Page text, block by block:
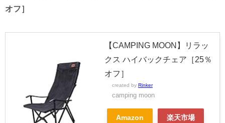
オフ］
【CAMPING MOON】リラッ
クス ハイバックチェア［25％
オフ］
created by Rinker
camping moon
Amazon 楽天市場